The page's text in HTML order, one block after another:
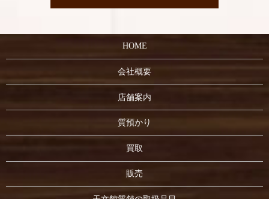
HOME
会社概要
店舗案内
質預かり
買取
販売